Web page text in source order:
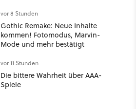
vor 8 Stunden
Gothic Remake: Neue Inhalte
kommen! Fotomodus, Marvin-
Mode und mehr bestätigt
vor 11 Stunden
Die bittere Wahrheit über AAA-
Spiele